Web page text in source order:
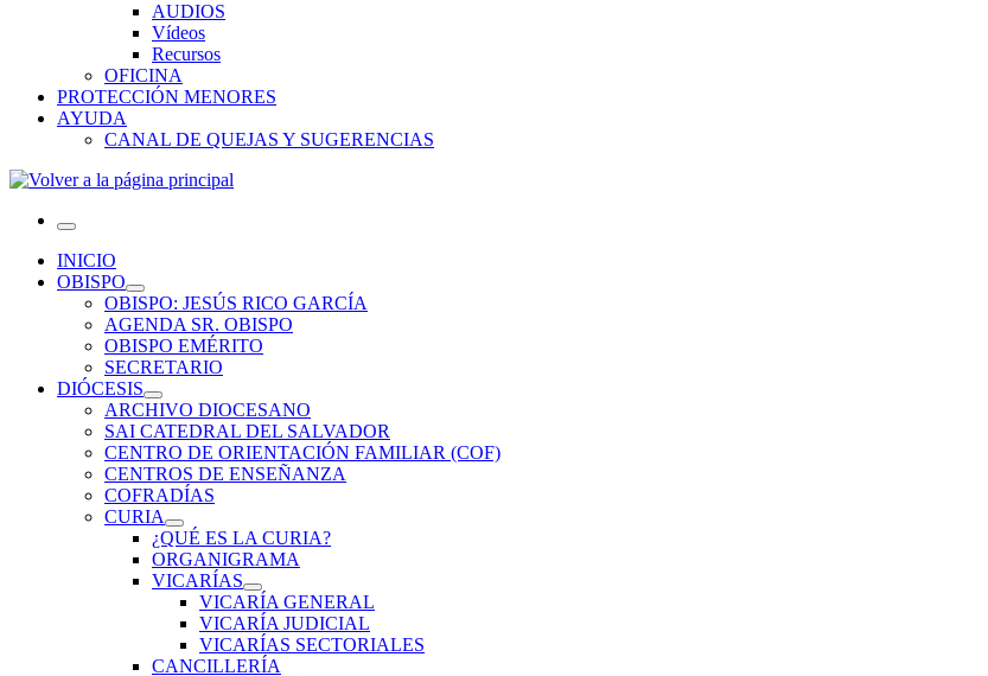
AUDIOS
Vídeos
Recursos
OFICINA
PROTECCIÓN MENORES
AYUDA
CANAL DE QUEJAS Y SUGERENCIAS
Menú
INICIO
OBISPO
OBISPO: JESÚS RICO GARCÍA
AGENDA SR. OBISPO
OBISPO EMÉRITO
SECRETARIO
DIÓCESIS
ARCHIVO DIOCESANO
SAI CATEDRAL DEL SALVADOR
CENTRO DE ORIENTACIÓN FAMILIAR (COF)
CENTROS DE ENSEÑANZA
COFRADÍAS
CURIA
¿QUÉ ES LA CURIA?
ORGANIGRAMA
VICARÍAS
VICARÍA GENERAL
VICARÍA JUDICIAL
VICARÍAS SECTORIALES
CANCILLERÍA